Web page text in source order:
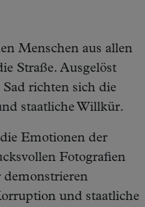
Menschen aus allen
Straße. Ausgelöst
richten sich die
staatliche Willkür.
Emotionen der
Fotografien
demonstrieren
und staatliche